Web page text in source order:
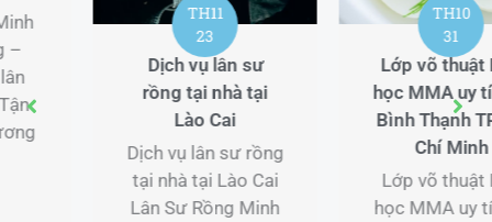
Dịch vụ lân sư
rồng tại nhà tại
Dịch vụ lân sư rồng
tại nhà tại Lào Cai
Lân Sư Rồng Minh
TH10
Lớp võ thuật Lớp
học MMA uy tín tại
Bình Thạnh TP Hồ
Lớp võ thuật Lớp
học MMA uy tín tại